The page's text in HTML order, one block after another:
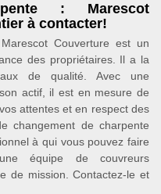
: Marescot
à contacter!
Couverture est un
des propriétaires. Il a la
de qualité. Avec une
actif, il est en mesure de
attentes et en respect des
changement de charpente
à qui vous pouvez faire
équipe de couvreurs
de mission. Contactez-le et